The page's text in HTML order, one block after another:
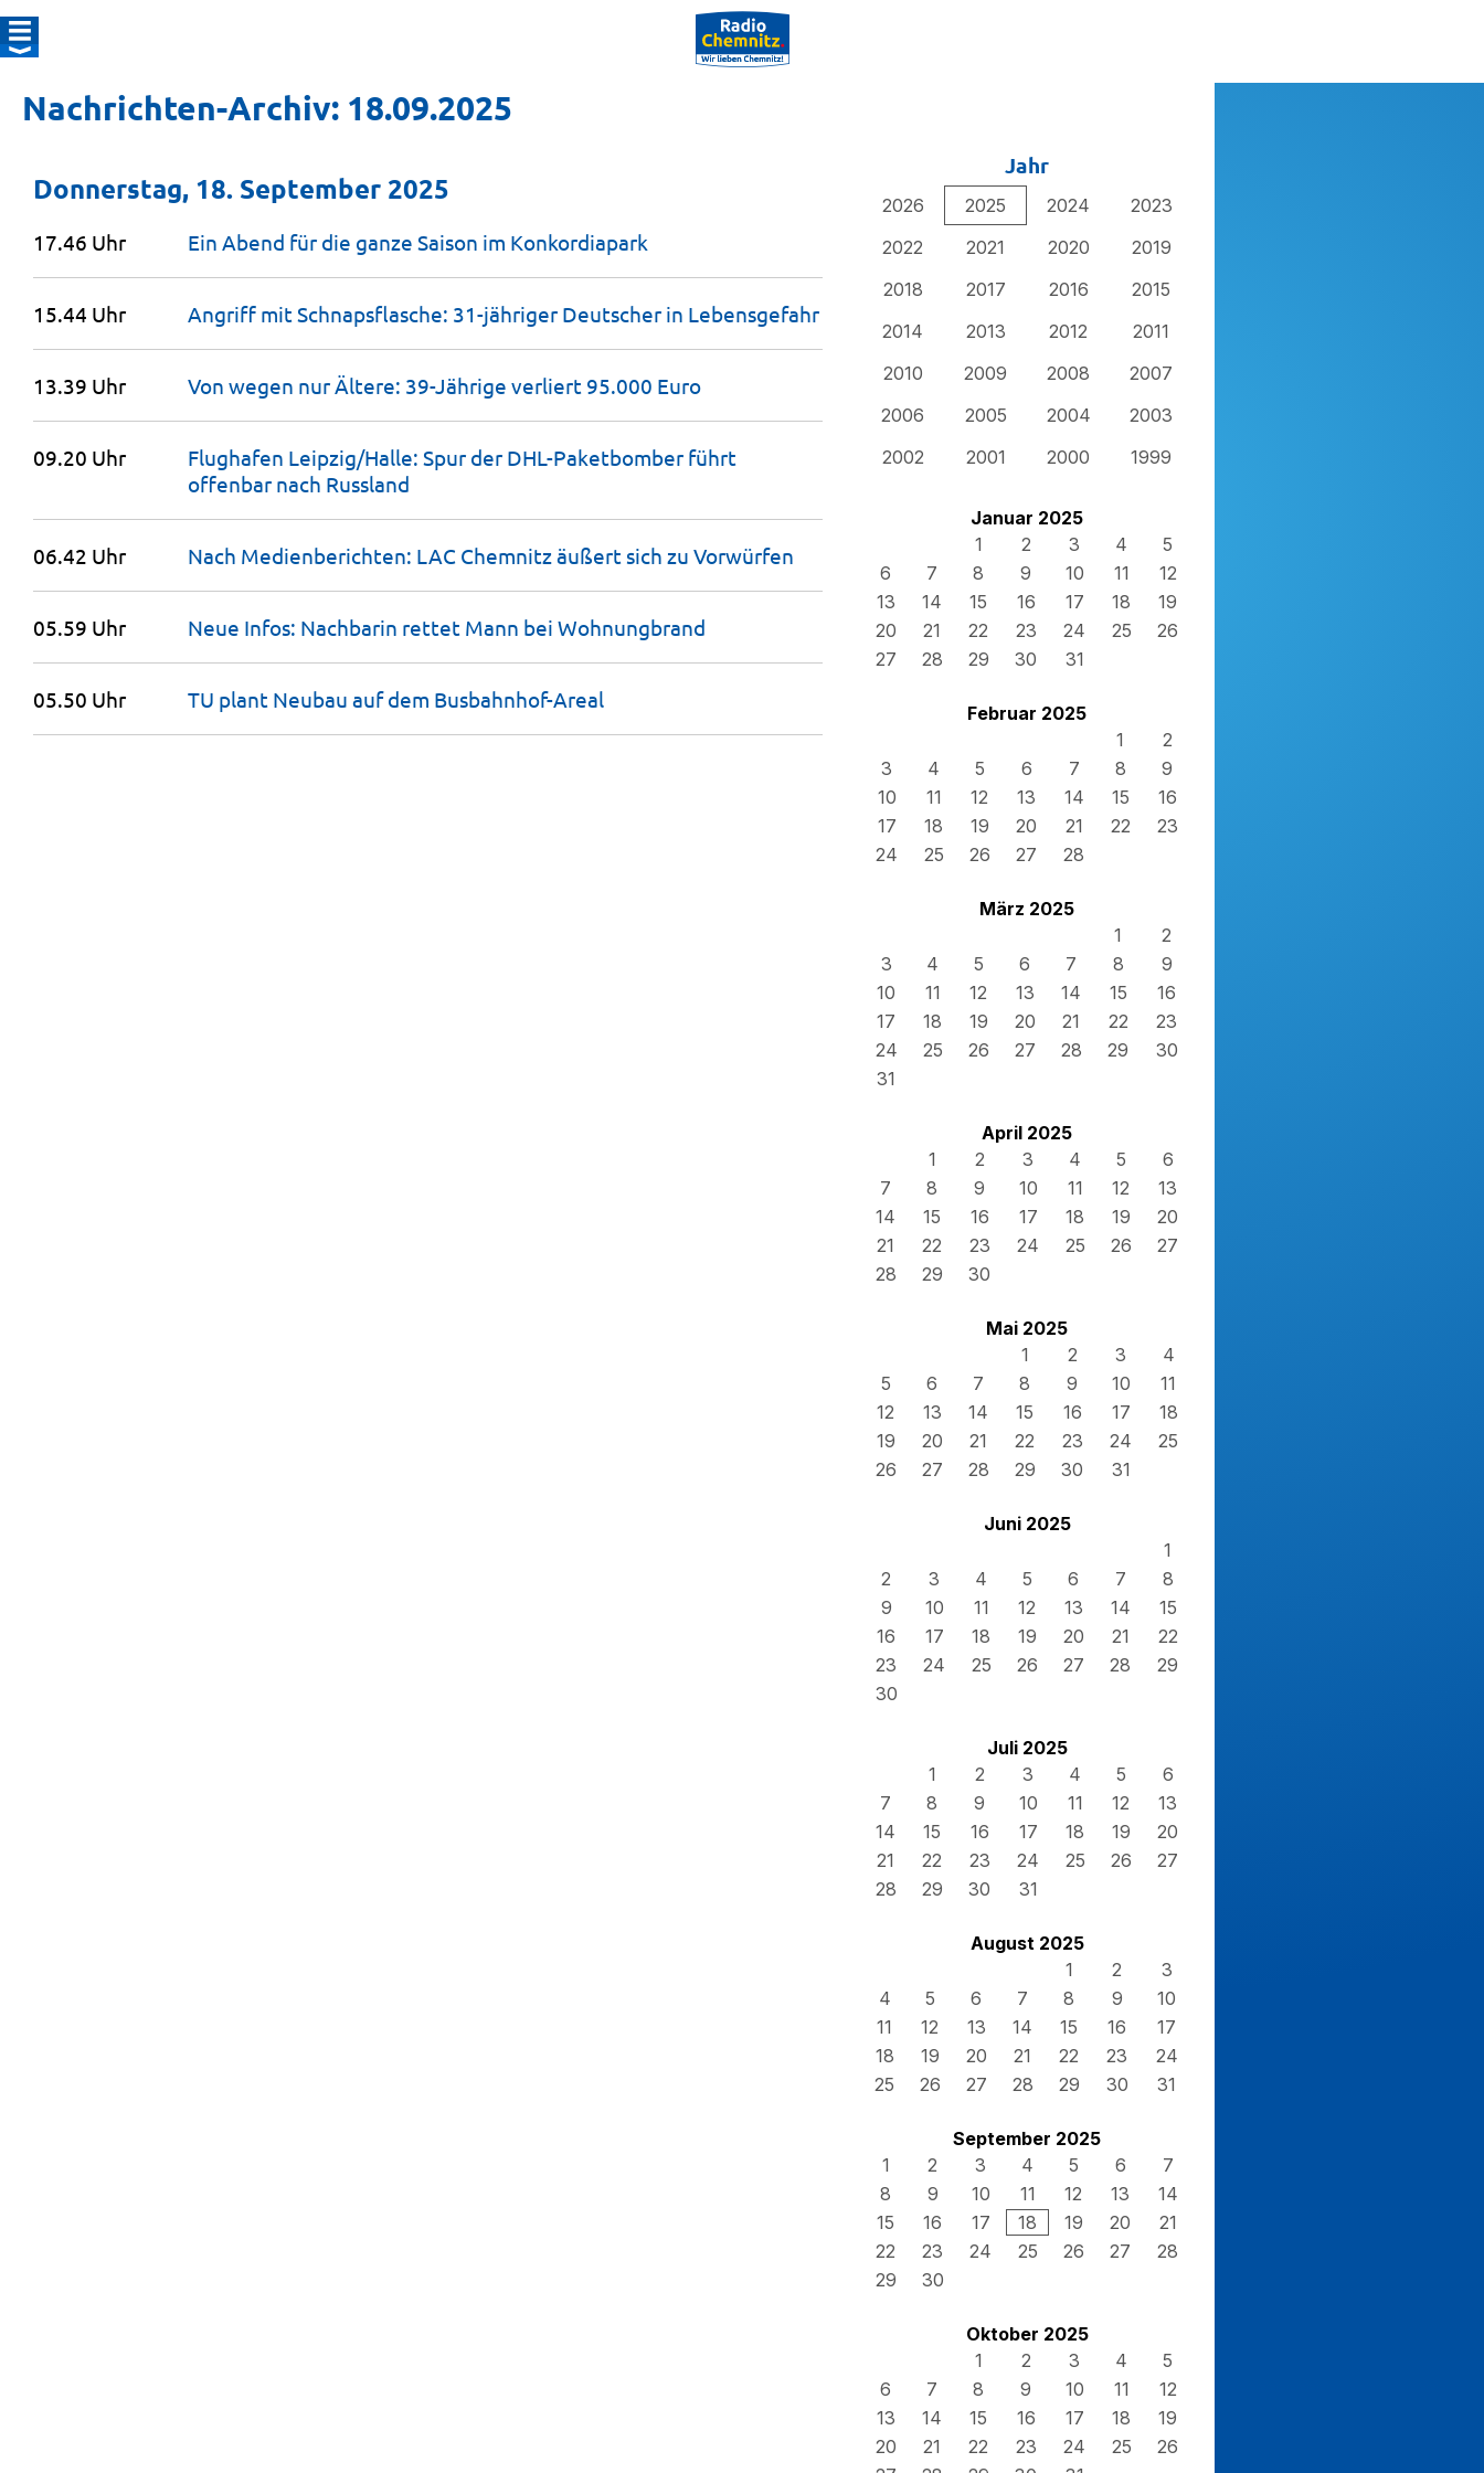
Nachrichten-Archiv: 18.09.2025
Jahr
2026 2025 2024
2023
2022
2021 2020
2019
2018
2017 2016
2015
2014
2013 2012
2011
2010
2009 2008
2007
2006
2005 2004
2003
2002
2001 2000 1999
Januar 2025
1
2 3 4
5
6
7 8 9 10 11
12
13
14 15 16 17 18
19
20
21 22 23 24 25
26
27
28 29 30 31
Februar 2025
1
2
3
4 5 6 7 8
9
10
11 12 13 14 15
16
17
18 19 20 21 22
23
24
25 26 27 28
März 2025
1
2
3
4 5 6 7 8
9
10
11 12 13 14 15
16
17
18 19 20 21 22
23
24
25 26 27 28 29
30
31
April 2025
1
2 3 4 5
6
7
8 9 10 11 12
13
14
15 16 17 18 19
20
21
22 23 24 25 26
27
28
29 30
Mai 2025
1
2 3
4
5
6 7 8 9 10
11
12
13 14 15 16 17
18
19
20 21 22 23 24
25
26
27 28 29 30 31
Juni 2025
1
2
3 4 5 6 7
8
9
10 11 12 13 14
15
16
17 18 19 20 21
22
23
24 25 26 27 28
29
30
Juli 2025
1
2 3 4 5
6
7
8 9 10 11 12
13
14
15 16 17 18 19
20
21
22 23 24 25 26
27
28
29 30 31
August 2025
1
2
3
4
5 6 7 8 9
10
11
12 13 14 15 16
17
18
19 20 21 22 23
24
25
26 27 28 29 30 31
September 2025
1
2 3 4 5 6
7
8
9 10 11 12 13
14
15
16 17 18 19 20
21
22
23 24 25 26 27
28
29
30
Oktober 2025
1
2 3 4
5
6
7 8 9 10 11
12
13
14 15 16 17 18
19
20
21 22 23 24 25
26
Donnerstag, 18. September 2025
17.46 Uhr Ein Abend für die ganze Saison im Konkordiapark
15.44 Uhr Angriff mit Schnapsflasche: 31-jähriger Deutscher in Lebensgefahr
13.39 Uhr Von wegen nur Ältere: 39-Jährige verliert 95.000 Euro
09.20 Uhr
Flughafen Leipzig/Halle: Spur der DHL-Paketbomber führt
offenbar nach Russland
06.42 Uhr Nach Medienberichten: LAC Chemnitz äußert sich zu Vorwürfen
05.59 Uhr Neue Infos: Nachbarin rettet Mann bei Wohnungbrand
05.50 Uhr TU plant Neubau auf dem Busbahnhof-Areal